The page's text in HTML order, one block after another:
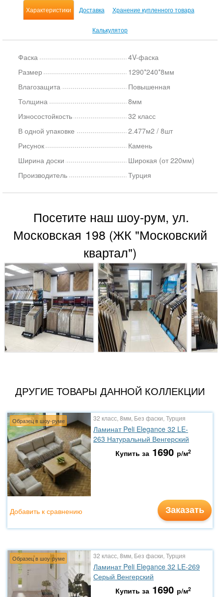
Характеристики Доставка Хранение купленного товара
Калькулятор
Фаска
4V-фаска
Размер
1290*240*8мм
Влагозащита
Повышенная
Толщина
8мм
Износостойкость
32 класс
В одной упаковке
2.477м2 / 8шт
Рисунок
Камень
Ширина доски
Широкая (от 220мм)
Производитель
Турция
Посетите наш шоу-рум, ул.
Московская 198 (ЖК "Московский
квартал")
ДРУГИЕ ТОВАРЫ ДАННОЙ КОЛЛЕКЦИИ
Образец в шоу-руме 32 класс, 8мм, Без фаски, Турция
Ламинат Peli Elegance 32 LE-
263 Натуральный Венгерский
Купить за 1690 р/м2
Заказать
Добавить к сравнению
Образец в шоу-руме 32 класс, 8мм, Без фаски, Турция
Ламинат Peli Elegance 32 LE-269
Серый Венгерский
Купить за 1690 р/м2